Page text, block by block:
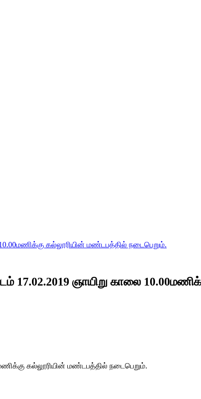
கல்லூரியின் மண்டபத்தில் நடைபெறும்.
ஞாயிறு காலை
கல்லூரியின் மண்டபத்தில் நடைபெறும்.